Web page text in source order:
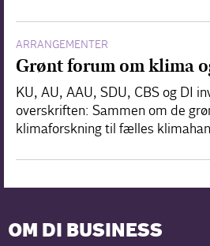
ARRANGEMENTER
Grønt forum om klima
KU, AU, AAU, SDU, CBS og DI
overskriften: Sammen om de
klimaforskning til fælles
OM DI BUSINESS